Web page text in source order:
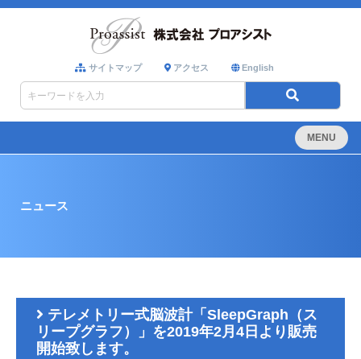
サイトマップ アクセス English
MENU
ニュース
テレメトリー式脳波計「SleepGraph（ス
リープグラフ）」を2019年2月4日より販売
開始致します。